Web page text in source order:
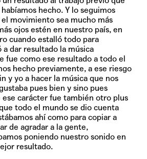
hecho. Y lo seguimos
movimiento sea mucho más
ojos estén en nuestro país, en
cuando estalló todo para
a dar resultado la música
fue como ese resultado a todo el
hecho previamente, a ese riesgo
y yo a hacer la música que nos
pues bien y sino pues
carácter fue también otro plus
todo el mundo se dio cuenta
ahí como para copiar a
de agradar a la gente,
poniendo nuestro sonido en
resultado.